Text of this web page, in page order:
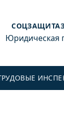
СОЦЗАЩИТА
Юридическая